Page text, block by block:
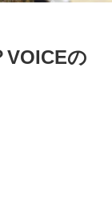
VOICEの